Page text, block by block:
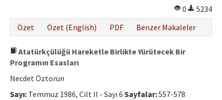
0
5234
Özet
Özet (English) PDF Benzer Makaleler
Atatürkçülüğü Hareketle Birlikte Yürütecek Bir
Programın Esasları
Necdet Öztorun
Sayı: Temmuz 1986, Cilt II - Sayı 6 Sayfalar:557-578